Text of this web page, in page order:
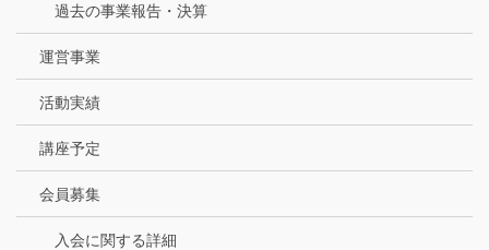
過去の事業報告・決算
運営事業
活動実績
講座予定
会員募集
入会に関する詳細